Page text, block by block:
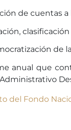
de cuentas
de
anual que
del Fondo